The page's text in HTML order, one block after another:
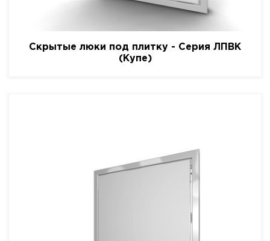
Скрытые люки под плитку - Серия ЛПВК
(Купе)